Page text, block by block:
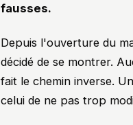
fausses.
Depuis l'ouverture du
décidé de se montrer.
fait le chemin inverse.
celui de ne pas trop